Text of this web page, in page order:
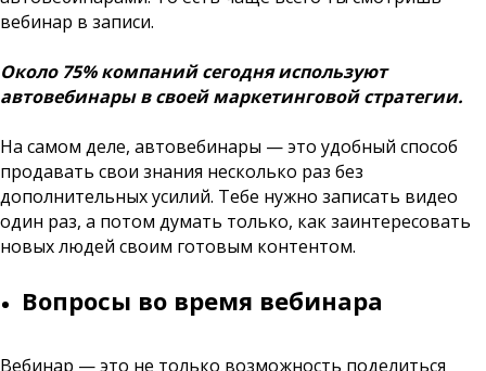
вебинар в записи.
Около 75% компаний сегодня используют
автовебинары в своей маркетинговой стратегии.
На самом деле, автовебинары — это удобный способ
продавать свои знания несколько раз без
дополнительных усилий. Тебе нужно записать видео
один раз, а потом думать только, как заинтересовать
новых людей своим готовым контентом.
Вопросы во время вебинара
Вебинар — это не только возможность поделиться